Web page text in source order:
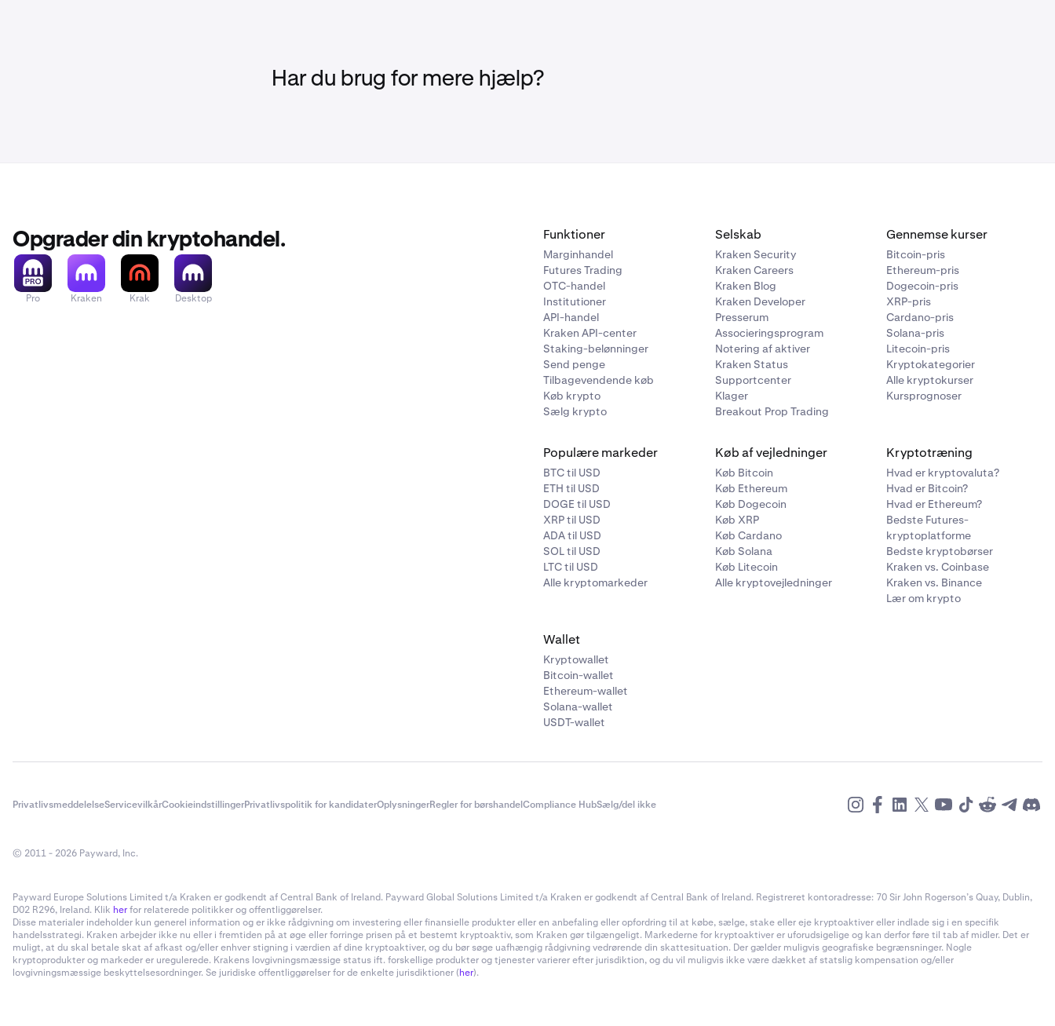
Har du brug for mere hjælp?
Opgrader din kryptohandel.
Pro Kraken Krak Desktop
Funktioner
Marginhandel
Futures Trading
OTC-handel
Institutioner
API-handel
Kraken API-center
Staking-belønninger
Send penge
Tilbagevendende køb
Køb krypto
Sælg krypto
Selskab
Kraken Security
Kraken Careers
Kraken Blog
Kraken Developer
Presserum
Associeringsprogram
Notering af aktiver
Kraken Status
Supportcenter
Klager
Breakout Prop Trading
Gennemse kurser
Bitcoin-pris
Ethereum-pris
Dogecoin-pris
XRP-pris
Cardano-pris
Solana-pris
Litecoin-pris
Kryptokategorier
Alle kryptokurser
Kursprognoser
Populære markeder
BTC til USD
ETH til USD
DOGE til USD
XRP til USD
ADA til USD
SOL til USD
LTC til USD
Alle kryptomarkeder
Køb af vejledninger
Køb Bitcoin
Køb Ethereum
Køb Dogecoin
Køb XRP
Køb Cardano
Køb Solana
Køb Litecoin
Alle kryptovejledninger
Kryptotræning
Hvad er kryptovaluta?
Hvad er Bitcoin?
Hvad er Ethereum?
Bedste Futures-
kryptoplatforme
Bedste kryptobørser
Kraken vs. Coinbase
Kraken vs. Binance
Lær om krypto
Wallet
Kryptowallet
Bitcoin-wallet
Ethereum-wallet
Solana-wallet
USDT-wallet
PrivatlivsmeddelelseServicevilkårCookieindstillingerPrivatlivspolitik for kandidaterOplysningerRegler for børshandelCompliance HubSælg/del ikke
© 2011 - 2026 Payward, Inc.
Payward Europe Solutions Limited t/a Kraken er godkendt af Central Bank of Ireland. Payward Global Solutions Limited t/a Kraken er godkendt af Central Bank of Ireland. Registreret kontoradresse: 70 Sir John Rogerson’s Quay, Dublin,
D02 R296, Ireland. Klik herfor relaterede politikker og offentliggørelser.
Disse materialer indeholder kun generel information og er ikke rådgivning om investering eller finansielle produkter eller en anbefaling eller opfordring til at købe, sælge, stake eller eje kryptoaktiver eller indlade sig i en specifik
handelsstrategi. Kraken arbejder ikke nu eller i fremtiden på at øge eller forringe prisen på et bestemt kryptoaktiv, som Kraken gør tilgængeligt. Markederne for kryptoaktiver er uforudsigelige og kan derfor føre til tab af midler. Det er
muligt, at du skal betale skat af afkast og/eller enhver stigning i værdien af dine kryptoaktiver, og du bør søge uafhængig rådgivning vedrørende din skattesituation. Der gælder muligvis geografiske begrænsninger. Nogle
kryptoprodukter og markeder er uregulerede. Krakens lovgivningsmæssige status ift. forskellige produkter og tjenester varierer efter jurisdiktion, og du vil muligvis ikke være dækket af statslig kompensation og/eller
lovgivningsmæssige beskyttelsesordninger. Se juridiske offentliggørelser for de enkelte jurisdiktioner (her).